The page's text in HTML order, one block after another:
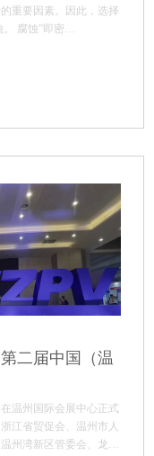
重要因素。因此，选择
阀门密封面材料时应考虑如下因素： ①耐腐蚀。 腐蚀”即密…
二届中国（温
温州国际会展中心正式
江省贸促会、温州市人
州湾新区管委会、龙湾